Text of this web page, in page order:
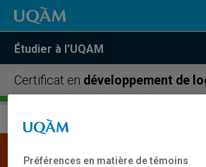
Étudier à l'UQAM
Certificat en développement de
Une version plus récente de
Préférences en matière de témoins